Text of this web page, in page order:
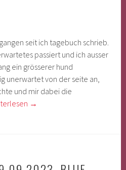
seit ich tagebuch schrieb.
passiert und ich ausser
ein grösserer hund
unerwartet von der seite an,
und mir dabei die
→